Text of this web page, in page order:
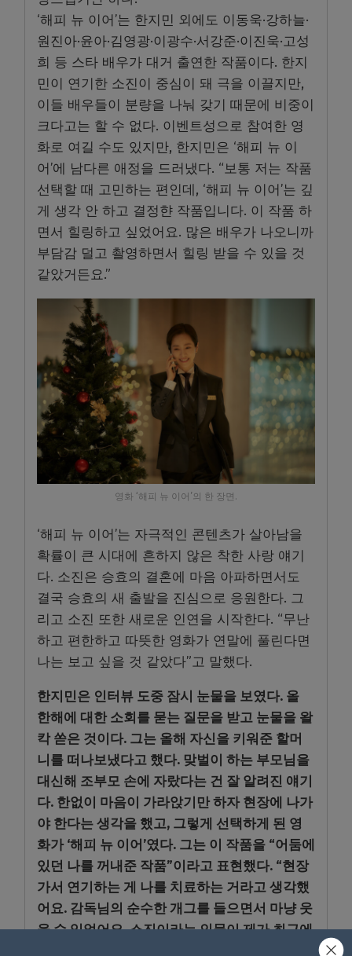
‘해피 뉴 이어’는 한지민 외에도 이동욱·강하늘·
원진아·윤아·김영광·이광수·서강준·이진욱·고성
희 등 스타 배우가 대거 출연한 작품이다. 한지
민이 연기한 소진이 중심이 돼 극을 이끌지만,
이들 배우들이 분량을 나눠 갖기 때문에 비중이
크다고는 할 수 없다. 이벤트성으로 참여한 영
화로 여길 수도 있지만, 한지민은 ‘해피 뉴 이
어’에 남다른 애정을 드러냈다. “보통 저는 작품
선택할 때 고민하는 편인데, ‘해피 뉴 이어’는 깊
게 생각 안 하고 결정햔 작품입니다. 이 작품 하
면서 힐링하고 싶었어요. 많은 배우가 나오니까
부담감 덜고 촬영하면서 힐링 받을 수 있을 것
같았거든요.”
영화 ‘해피 뉴 이어’의 한 장면.
‘해피 뉴 이어’는 자극적인 콘텐츠가 살아남을
확률이 큰 시대에 흔하지 않은 착한 사랑 얘기
다. 소진은 승효의 결혼에 마음 아파하면서도
결국 승효의 새 출발을 진심으로 응원한다. 그
리고 소진 또한 새로운 인연을 시작한다. “무난
하고 편한하고 따뜻한 영화가 연말에 풀린다면
나는 보고 싶을 것 같았다”고 말했다.
한지민은 인터뷰 도중 잠시 눈물을 보였다. 올
한해에 대한 소회를 묻는 질문을 받고 눈물을 왈
칵 쏟은 것이다. 그는 올해 자신을 키워준 할머
니를 떠나보냈다고 했다. 맞벌이 하는 부모님을
대신해 조부모 손에 자랐다는 건 잘 알려진 얘기
다. 한없이 마음이 가라앉기만 하자 현장에 나가
야 한다는 생각을 했고, 그렇게 선택하게 된 영
화가 ‘해피 뉴 이어’였다. 그는 이 작품을 “어둠에
있던 나를 꺼내준 작품”이라고 표현했다. “현장
가서 연기하는 게 나를 치료하는 거라고 생각했
어요. 감독님의 순수한 개그를 들으면서 마냥 웃
을 수 있었어요. 소진이라는 인물이 제가 최근에